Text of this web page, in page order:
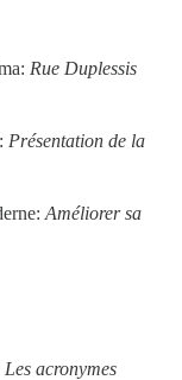
Rue Duplessis
Présentation de la
Améliorer sa
Les acronymes